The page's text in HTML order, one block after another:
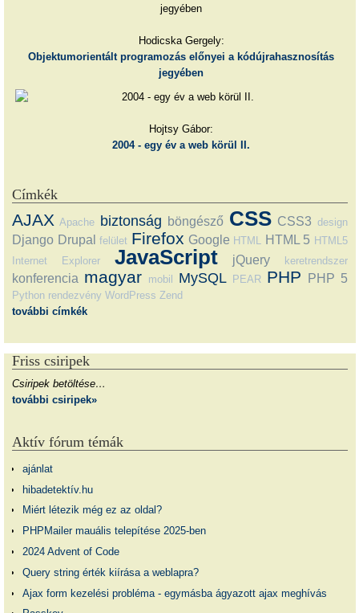
Hodicska Gergely:
Objektumorientált programozás előnyei a kódújrahasznosítás
jegyében
Hojtsy Gábor:
2004 - egy év a web körül II.
Címkék
AJAX Apache biztonság böngésző CSS CSS3 design
Django Drupal felület Firefox Google HTML HTML 5 HTML5
Internet Explorer
JavaScript jQuery keretrendszer
konferencia magyar mobil MySQL PEAR PHP PHP 5
Python rendezvény WordPress Zend
további címkék
Friss csiripek
Csiripek betöltése…
további csiripek»
Aktív fórum témák
ajánlat
hibadetektív.hu
Miért létezik még ez az oldal?
PHPMailer mauális telepítése 2025-ben
2024 Advent of Code
Query string érték kiírása a weblapra?
Ajax form kezelési probléma - egymásba ágyazott ajax meghívás